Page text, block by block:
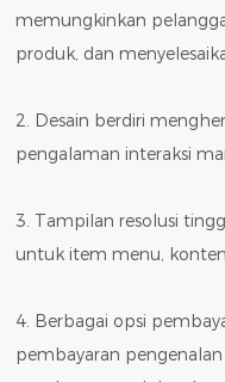
memungkinkan
produk, dan
2. Desain berdiri
pengalaman interaksi
3. Tampilan resolusi
untuk item menu,
4. Berbagai opsi
pembayaran